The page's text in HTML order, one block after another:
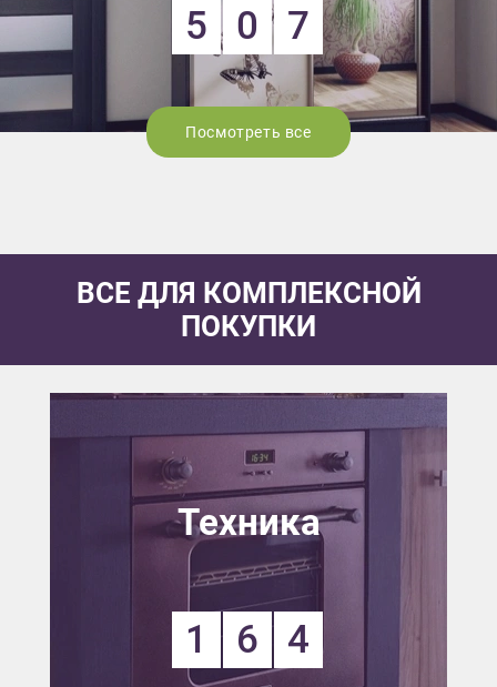
5 0 7
Посмотреть все
ВСЕ ДЛЯ КОМПЛЕКСНОЙ
ПОКУПКИ
Техника
1 6 4